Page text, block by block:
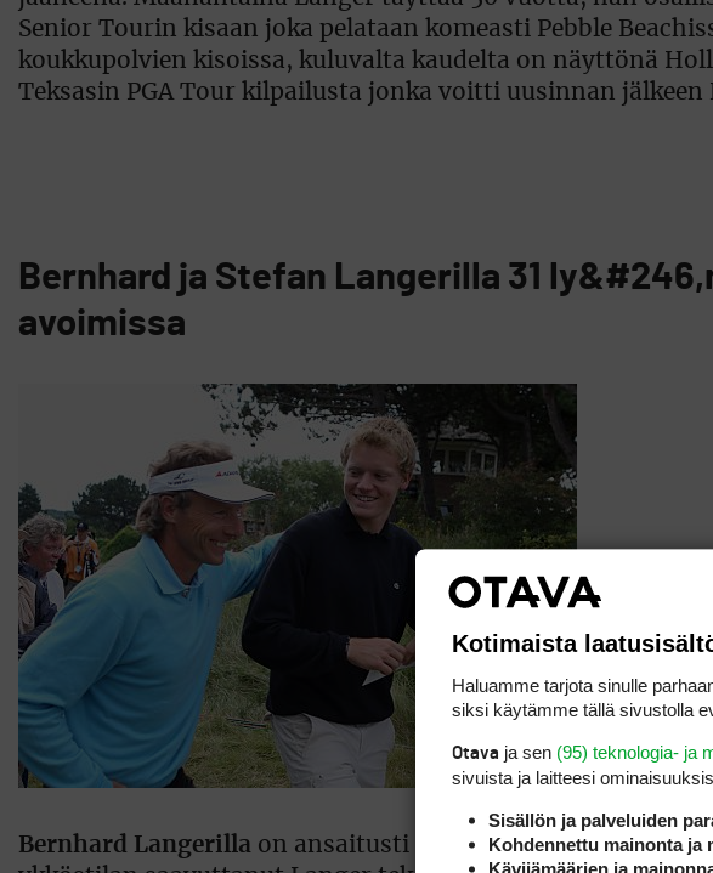
Senior Tourin kisaan joka pelataan komeasti Pebble
koukkupolvien kisoissa, kuluvalta kaudelta on näyttönä
Teksasin PGA Tour kilpailusta jonka voitti uusinnan jälkeen
Bernhard ja Stefan Langerilla 31
avoimissa
Bernhard Langerilla on ansaitusti fiksun ja laskelmoivan
Kotimaista
Haluamme tarjota sinulle
siksi käytämme tällä sivustolla
Otava ja sen (95) teknologia- ja
sivuista ja laitteesi
Sisällön ja palveluiden
Kohdennettu mainonta ja
Kävijämäärien ja